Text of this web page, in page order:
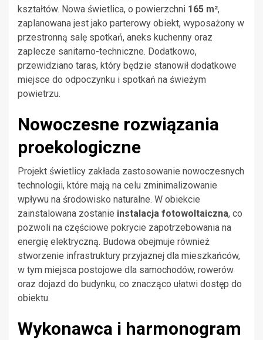
kształtów. Nowa świetlica, o powierzchni 165 m²,
zaplanowana jest jako parterowy obiekt, wyposażony w
przestronną salę spotkań, aneks kuchenny oraz
zaplecze sanitarno-techniczne. Dodatkowo,
przewidziano taras, który będzie stanowił dodatkowe
miejsce do odpoczynku i spotkań na świeżym
powietrzu.
Nowoczesne rozwiązania
proekologiczne
Projekt świetlicy zakłada zastosowanie nowoczesnych
technologii, które mają na celu zminimalizowanie
wpływu na środowisko naturalne. W obiekcie
zainstalowana zostanie instalacja fotowoltaiczna, co
pozwoli na częściowe pokrycie zapotrzebowania na
energię elektryczną. Budowa obejmuje również
stworzenie infrastruktury przyjaznej dla mieszkańców,
w tym miejsca postojowe dla samochodów, rowerów
oraz dojazd do budynku, co znacząco ułatwi dostęp do
obiektu.
Wykonawca i harmonogram